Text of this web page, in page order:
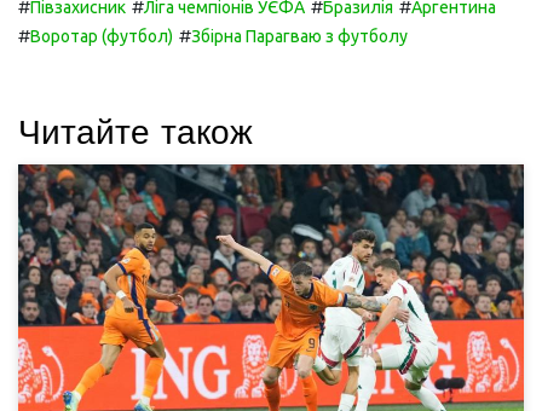
#Півзахисник #Ліга чемпіонів УЄФА #Бразилія #Аргентина
#Воротар (футбол) #Збірна Парагваю з футболу
Читайте також